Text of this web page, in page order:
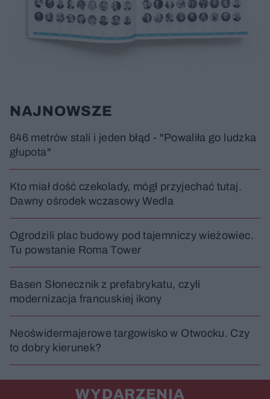
NAJNOWSZE
646 metrów stali i jeden błąd - "Powaliła go ludzka
głupota"
Kto miał dość czekolady, mógł przyjechać tutaj.
Dawny ośrodek wczasowy Wedla
Ogrodzili plac budowy pod tajemniczy wieżowiec.
Tu powstanie Roma Tower
Basen Słonecznik z prefabrykatu, czyli
modernizacja francuskiej ikony
Neoświdermajerowe targowisko w Otwocku. Czy
to dobry kierunek?
WYDARZENIA